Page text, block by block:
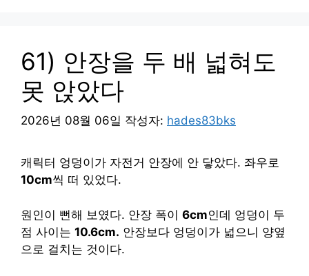
61) 안장을 두 배 넓혀도
못 앉았다
2026년 08월 06일 작성자: hades83bks
캐릭터 엉덩이가 자전거 안장에 안 닿았다. 좌우로
10cm씩 떠 있었다.
원인이 뻔해 보였다. 안장 폭이 6cm인데 엉덩이 두
점 사이는 10.6cm. 안장보다 엉덩이가 넓으니 양옆
으로 걸치는 것이다.